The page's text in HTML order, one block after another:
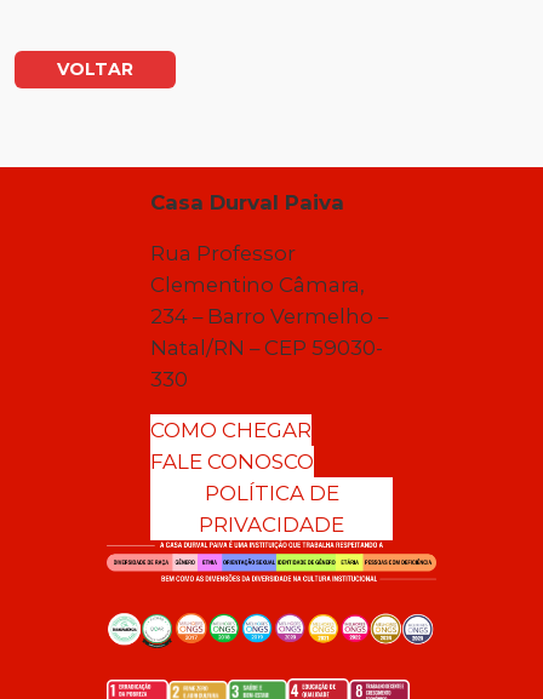
VOLTAR
Casa Durval Paiva
Rua Professor
Clementino Câmara,
234 – Barro Vermelho –
Natal/RN – CEP 59030-
330
COMO CHEGAR
FALE CONOSCO
POLÍTICA DE
PRIVACIDADE